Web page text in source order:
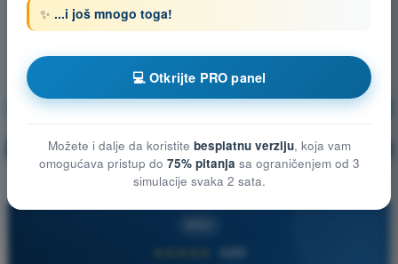
Vazduhoplovni propisi Vežbanje!
🔒 PRO Objašnjenje pitanja
4,6/5
✨ ...i još mnogo toga!
💻 Otkrijte PRO panel
Možete i dalje da koristite besplatnu verziju, koja vam
omogućava pristup do 75% pitanja sa ograničenjem od 3
simulacije svaka 2 sata.